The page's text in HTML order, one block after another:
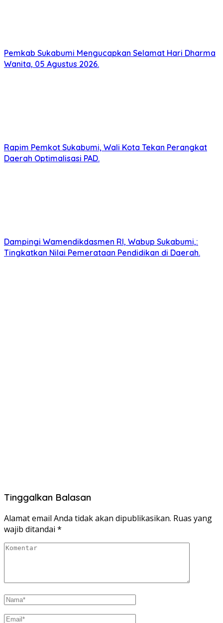
Pemkab Sukabumi Mengucapkan Selamat Hari Dharma
Wanita, 05 Agustus 2026.
Rapim Pemkot Sukabumi, Wali Kota Tekan Perangkat
Daerah Optimalisasi PAD.
Dampingi Wamendikdasmen RI, Wabup Sukabumi,:
Tingkatkan Nilai Pemerataan Pendidikan di Daerah.
Tinggalkan Balasan
Alamat email Anda tidak akan dipublikasikan. Ruas yang
wajib ditandai *